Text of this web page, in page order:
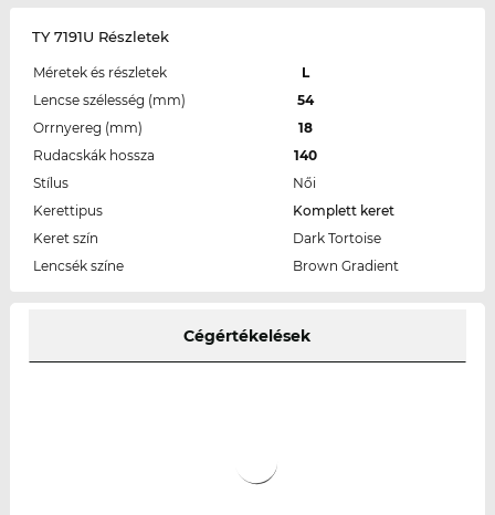
TY 7191U Részletek
Méretek és részletek
L
Lencse szélesség (mm)
54
Orrnyereg (mm)
18
Rudacskák hossza
140
Stílus
Női
Kerettipus
Komplett keret
Keret szín
Dark Tortoise
Lencsék színe
Brown Gradient
Cégértékelések